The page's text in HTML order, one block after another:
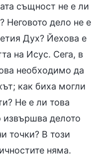
същност не е ли
Неговото дело не е
Дух? Йехова е
на Исус. Сега, в
необходимо да
как биха могли
Не е ли това
делото
точки? В този
няма.